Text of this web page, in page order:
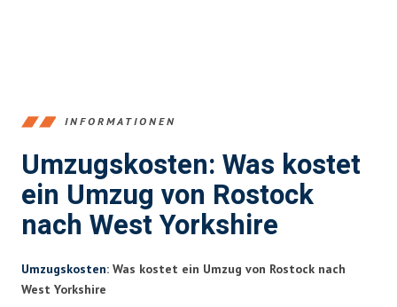
INFORMATIONEN
Umzugskosten: Was kostet
ein Umzug von Rostock
nach West Yorkshire
Umzugskosten: Was kostet ein Umzug von Rostock nach
West Yorkshire